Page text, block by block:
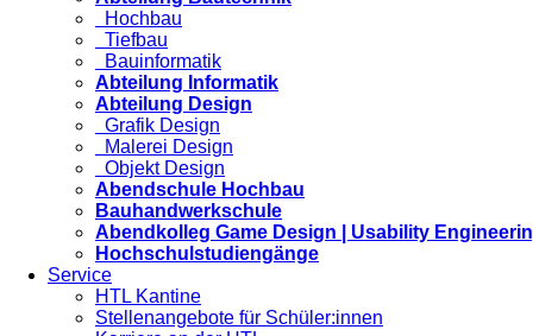
Hochbau
Tiefbau
Bauinformatik
Abteilung Informatik
Abteilung Design
Grafik Design
Malerei Design
Objekt Design
Abendschule Hochbau
Bauhandwerkschule
Abendkolleg Game Design | Usability
Hochschulstudiengänge
Service
HTL Kantine
Stellenangebote für Schüler:innen